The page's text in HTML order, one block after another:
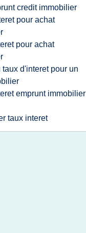
credit immobilier
pour achat
pour achat
d'interet pour un
emprunt immobilier
taux interet